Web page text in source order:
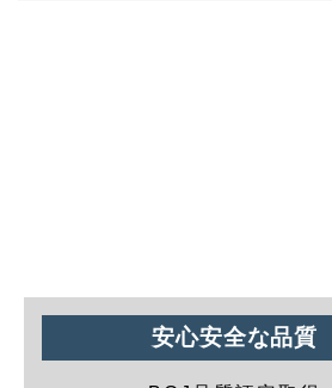
安心安全な品質